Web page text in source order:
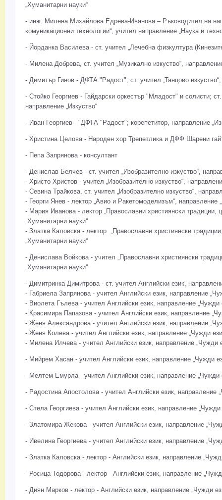
„Хуманитарни науки“
- инж. Милена Михайлова Едрева-Иванова – Ръководител на
комуникационни технологии“, учител направление „Наука и
- Йорданка Василева - ст. учител „Лечебна физкултура
- Милена Добрева, ст. учител „Музикално изкуство“,
- Димитър Гинов - ДФТА "Радост"; ст. учител „Танцово изкуство“,
- Стойко Георгиев - Гайдарски оркестър "Младост" и солисти;
направление „Изкуство“
- Иван Георгиев - "ДФТА "Радост"; корепетитор, направление
- Христина Целова - Народен хор Трепетлика и ДФФ Шарени
- Пепа Запрянова - консултант
- Денислав Белчев - ст. учител „Изобразително изкуство“,
- Христо Христов - учител „Изобразително изкуство“,
- Севина Трайкова, ст. учител „Изобразително изкуство“,
- Георги Янев - лектор „Авио и Ракетомоделизъм“, направление
- Мария Иванова - лектор „Православни християнски традиции,
„Хуманитарни науки“
- Златка Каловска - лектор „Православни християнски
„Хуманитарни науки“
- Денислава Войкова - учител „Православни християнски
„Хуманитарни науки“
- Димитринка Димитрова - ст. учител Английски език,
- Габриела Запрянова - учител Английски език, направление
- Виолета Гълева - учител Английски език, направление „Чужди
- Красимира Папазова - учител Английски език, направление
- Женя Александрова - учител Английски език, направление
- Женя Колева - учител Английски език, направление „Чужди
- Милена Илчева - учител Английски език, направление „Чужди
- Мийрем Хасан - учител Английски език, направление „Чужди
- Мелтем Емурла - учител Английски език, направление „Чужди
- Радостина Апостолова - учител Английски език, направление
- Стела Георгиева - учител Английски език, направление „Чужди
- Златомира Жекова - учител Английски език, направление
- Ивелина Георгиева - учител Английски език, направление
- Златка Каловска - лектор - Английски език, направление
- Росица Тодорова - лектор - Английски език, направление
- Диян Марков - лектор - Английски език, направление „Чужди